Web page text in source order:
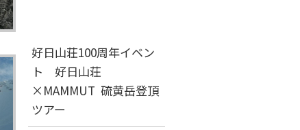
好日山荘100周年イベン
ト 好日山荘
×MAMMUT 硫黄岳登頂
ツアー